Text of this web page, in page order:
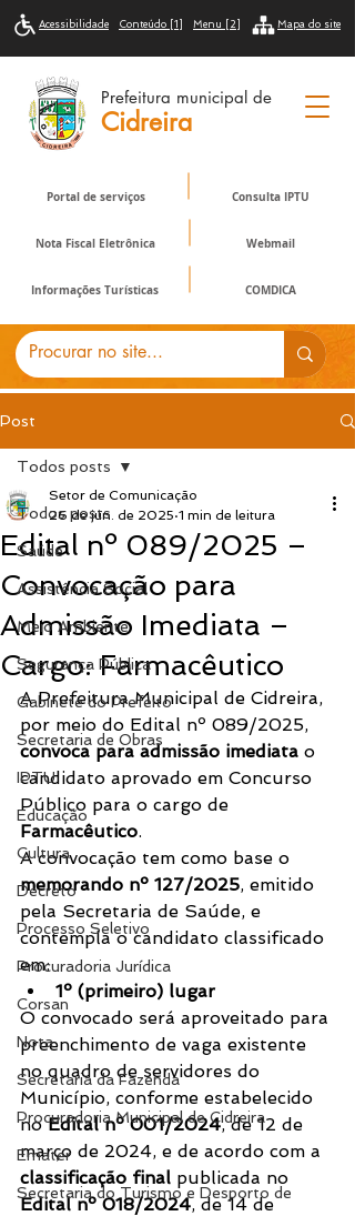
Portal de serviços Consulta IPTU
Nota Fiscal Eletrônica
Informações Turísticas COMDICA
Webmail
Acessibilidade Conteúdo [1] Menu [2] Mapa do site
Prefeitura municipal de
Cidreira
Post
Todos posts
Saúde
Assistência Social
Meio Ambiente
Segurança Pública
Gabinete do Prefeito
Secretaria de Obras
IPTU
Educação
Cultura
Decreto
Processo Seletivo
Procuradoria Jurídica
Corsan
Nota
Secretaria da Fazenda
Procuradoria Municipal de Cidreira
Emater
Secretaria do Turismo e Desporto de
Todos posts
Edital nº 089/2025 –
Convocação para
Admissão Imediata –
Cargo: Farmacêutico
Setor de Comunicação
26 de jun. de 2025 1 min de leitura
A Prefeitura Municipal de Cidreira,
por meio do Edital nº 089/2025,
convoca para admissão imediata o
candidato aprovado em Concurso
Público para o cargo de
Farmacêutico.
A convocação tem como base o
memorando nº 127/2025, emitido
pela Secretaria de Saúde, e
contempla o candidato classificado
em:
1º (primeiro) lugar
O convocado será aproveitado para
preenchimento de vaga existente
no quadro de servidores do
Município, conforme estabelecido
no Edital nº 001/2024, de 12 de
março de 2024, e de acordo com a
classificação final publicada no
Edital nº 018/2024, de 14 de